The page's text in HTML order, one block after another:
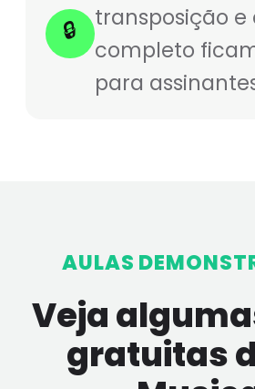
🔒
transposição e
completo
para
AULAS
Veja
gratuitas